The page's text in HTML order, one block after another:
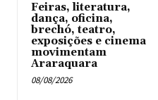
Feiras, literatura,
dança, oficina,
brechó, teatro,
exposições e cinema
movimentam
Araraquara
08/08/2026